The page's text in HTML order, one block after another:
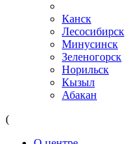
Канск
Лесосибирск
Минусинск
Зеленогорск
Норильск
Кызыл
Абакан
(